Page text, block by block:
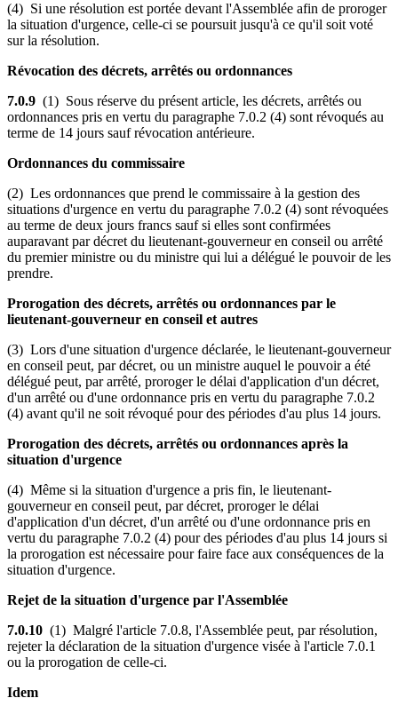
(4) Si une résolution est portée devant l'Assemblée afin de proroger
la situation d'urgence, celle-ci se poursuit jusqu'à ce qu'il soit voté
sur la résolution.
Révocation des décrets, arrêtés ou ordonnances
7.0.9 (1) Sous réserve du présent article, les décrets, arrêtés ou
ordonnances pris en vertu du paragraphe 7.0.2 (4) sont révoqués au
terme de 14 jours sauf révocation antérieure.
Ordonnances du commissaire
(2) Les ordonnances que prend le commissaire à la gestion des
situations d'urgence en vertu du paragraphe 7.0.2 (4) sont révoquées
au terme de deux jours francs sauf si elles sont confirmées
auparavant par décret du lieutenant-gouverneur en conseil ou arrêté
du premier ministre ou du ministre qui lui a délégué le pouvoir de les
prendre.
Prorogation des décrets, arrêtés ou ordonnances par le
lieutenant-gouverneur en conseil et autres
(3) Lors d'une situation d'urgence déclarée, le lieutenant-gouverneur
en conseil peut, par décret, ou un ministre auquel le pouvoir a été
délégué peut, par arrêté, proroger le délai d'application d'un décret,
d'un arrêté ou d'une ordonnance pris en vertu du paragraphe 7.0.2
(4) avant qu'il ne soit révoqué pour des périodes d'au plus 14 jours.
Prorogation des décrets, arrêtés ou ordonnances après la
situation d'urgence
(4) Même si la situation d'urgence a pris fin, le lieutenant-
gouverneur en conseil peut, par décret, proroger le délai
d'application d'un décret, d'un arrêté ou d'une ordonnance pris en
vertu du paragraphe 7.0.2 (4) pour des périodes d'au plus 14 jours si
la prorogation est nécessaire pour faire face aux conséquences de la
situation d'urgence.
Rejet de la situation d'urgence par l'Assemblée
7.0.10 (1) Malgré l'article 7.0.8, l'Assemblée peut, par résolution,
rejeter la déclaration de la situation d'urgence visée à l'article 7.0.1
ou la prorogation de celle-ci.
Idem